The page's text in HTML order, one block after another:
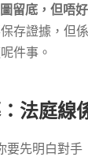
留底，但唔
存證據，但
件事。
法庭線
要先明白對